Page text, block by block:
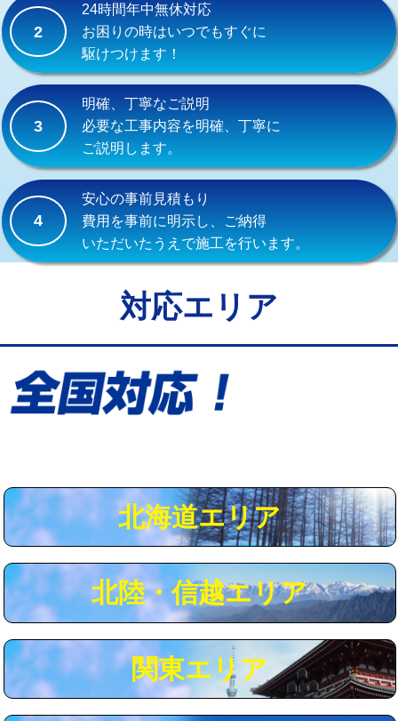
交換・取付(排水栓・排水トラップ
（P/S/ポップアップ））
交換・取付（その他部品）
持込商品取付（単水栓）
持込商品取付（混合水栓） 16,500円
持込商品取付（浄水器・分岐水栓） 16,500円
給水管工事※（ホール加工)
給水管工事※（バンド止め) 3,300円
給水管工事※（保温材使用（バンド止
5,500円
給水管工事※（土の掘削・埋め戻し作
業)
用（追加）/3ｍ超え)
給水管工事※（ライニング鋼管・銅
44,000円
給水管工事※（ライニング鋼管・銅
管・ポリ管・HT管使用/3ｍ超え)
+8,800円
マス交換（土の掘削・埋め戻し作業） 11,000円~
マス交換（深さ50㎝未満） 55,000円
マス交換（深さ50㎝以上） 66,000円
2
24時間年中無休対応
お困りの時はいつでもすぐに
駆けつけます！
3
明確、丁寧なご説明
必要な工事内容を明確、丁寧に
ご説明します。
4
安心の事前見積もり
費用を事前に明示し、ご納得
いただいたうえで施工を行います。
対応エリア
北海道エリア
北陸・信越エリア
関東エリア